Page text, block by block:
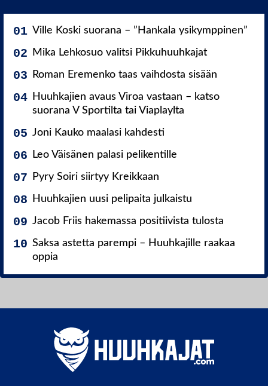
Ville Koski suorana – ”Hankala ysikymppinen”
Mika Lehkosuo valitsi Pikkuhuuhkajat
Roman Eremenko taas vaihdosta sisään
Huuhkajien avaus Viroa vastaan – katso
suorana V Sportilta tai Viaplaylta
Joni Kauko maalasi kahdesti
Leo Väisänen palasi pelikentille
Pyry Soiri siirtyy Kreikkaan
Huuhkajien uusi pelipaita julkaistu
Jacob Friis hakemassa positiivista tulosta
Saksa astetta parempi – Huuhkajille raakaa
oppia